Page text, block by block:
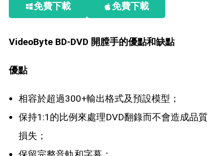
免費下載 免費下載
VideoByte BD-DVD 開膛手的優點和缺點
優點
相容於超過300+輸出格式及預設模型；
保持1:1的比例來處理DVD翻錄而不會造成品質
損失；